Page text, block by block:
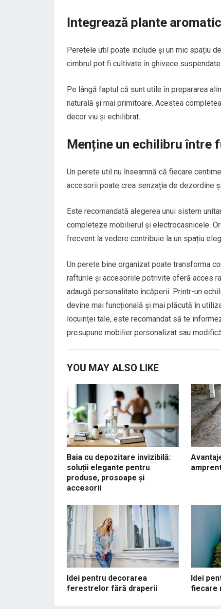
Integrează plante
Peretele util poate include și un mic spațiu
cimbrul pot fi cultivate în ghivece
Pe lângă faptul că sunt utile în prepararea
naturală și mai primitoare. Acestea
decor viu și echilibrat.
Menține un echilibru între
Un perete util nu înseamnă că fiecare
accesorii poate crea senzația de dezordine
Este recomandată alegerea unui sistem
completeze mobilierul și electrocasnicele.
frecvent la vedere contribuie la un spațiu
Un perete bine organizat poate transforma
rafturile și accesoriile potrivite oferă acces
adaugă personalitate încăperii. Printr-un
devine mai funcțională și mai plăcută în
locuinței tale, este recomandat să te
presupune mobilier personalizat sau
YOU MAY ALSO LIKE
Baia cu depozitare invizibilă:
soluții elegante pentru
produse, prosoape și
accesorii
Idei pentru decorarea
ferestrelor fără draperii
Idei
fiecare